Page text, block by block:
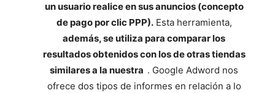
un usuario realice en sus anuncios (concepto
de pago por clic PPP).Esta herramienta,
además, se utiliza para comparar los
resultados obtenidos con los de otras tiendas
similares a la nuestra . Google Adword nos
ofrece dos tipos de informes en relación a lo